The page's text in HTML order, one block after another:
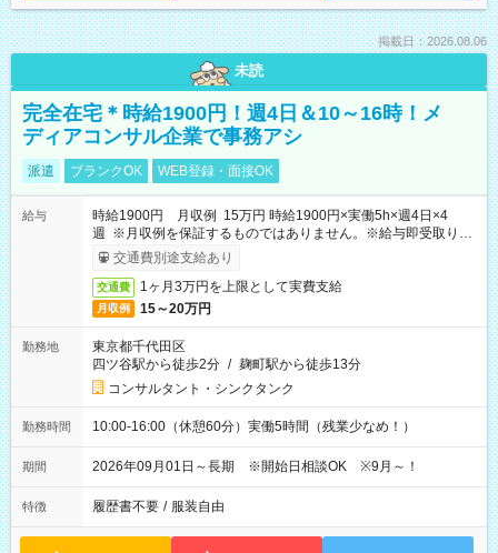
掲載日：2026.08.06
未読
完全在宅＊時給1900円！週4日＆10～16時！メ
ディアコンサル企業で事務アシ
派遣 ブランクOK WEB登録・面接OK
給与
時給1900円 月収例 15万円 時給1900円×実働5h×週4日×4
週 ※月収例を保証するものではありません。※給与即受取りサ
ービス利用可（利用条件有）
交通費別途支給あり
交通費 1ヶ月3万円を上限として実費支給
月収例 15～20万円
勤務地
東京都千代田区
四ツ谷駅から徒歩2分 / 麹町駅から徒歩13分
コンサルタント・シンクタンク
勤務時間 10:00-16:00（休憩60分）実働5時間（残業少なめ！）
期間 2026年09月01日～長期 ※開始日相談OK ※9月～！
特徴 履歴書不要 / 服装自由